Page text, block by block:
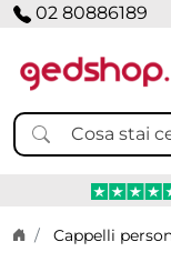
02 80886189
Home page
Cappelli